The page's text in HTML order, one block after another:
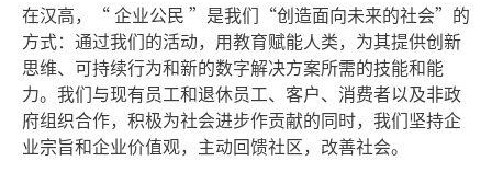
在汉高，“ 企业公民 ”是我们“创造面向未来的社会”的
方式：通过我们的活动，用教育赋能人类，为其提供创新
思维、可持续行为和新的数字解决方案所需的技能和能
力。我们与现有员工和退休员工、客户、消费者以及非政
府组织合作，积极为社会进步作贡献的同时，我们坚持企
业宗旨和企业价值观，主动回馈社区，改善社会。